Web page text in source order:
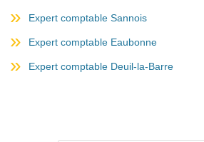
Expert comptable Sannois
Expert comptable Eaubonne
Expert comptable Deuil-la-Barre